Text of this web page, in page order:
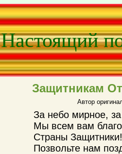
Настоящий
Защитникам
Автор
За небо мирное,
Мы всем вам
Страны
Позвольте нам